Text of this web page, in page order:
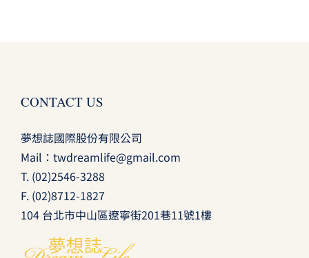
CONTACT US
夢想誌國際股份有限公司
Mail： twdreamlife@gmail.com
T. (02)2546-3288
F. (02)8712-1827
104 台北市中山區遼寧街201巷11號1樓